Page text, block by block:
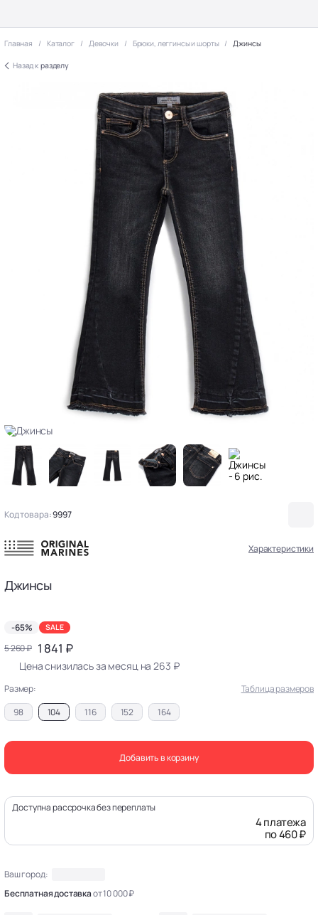
Главная Каталог Девочки Брюки, леггинсы и шорты Джинсы
Назад к разделу
Код товара:9997
Характеристики
Джинсы
-65% SALE
5 260 ₽ 1 841 ₽
Цена снизилась за месяц на 263 ₽
Размер:
Таблица размеров
98
104 116 152 164
Добавить в корзину
Доступна рассрочка без переплаты
4 платежа
по 460 ₽
Ваш город:
Бесплатная доставкаот 10 000 ₽